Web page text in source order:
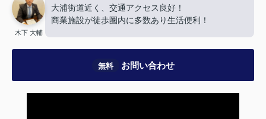
木下 大輔
大浦街道近く、交通アクセス良好！
商業施設が徒歩圏内に多数あり生活便利！
無料 お問い合わせ